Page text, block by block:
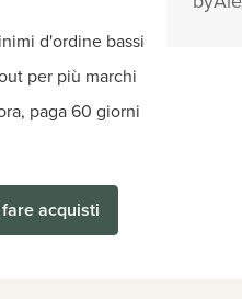
d'ordine bassi
per più marchi
paga 60 giorni
acquisti